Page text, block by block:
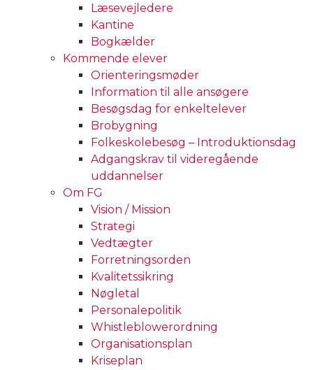
Læsevejledere
Kantine
Bogkælder
Kommende elever
Orienteringsmøder
Information til alle ansøgere
Besøgsdag for enkeltelever
Brobygning
Folkeskolebesøg – Introduktionsdag
Adgangskrav til videregående
uddannelser
Om FG
Vision / Mission
Strategi
Vedtægter
Forretningsorden
Kvalitetssikring
Nøgletal
Personalepolitik
Whistleblowerordning
Organisationsplan
Kriseplan